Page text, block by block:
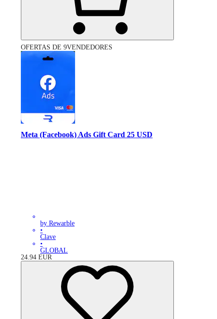
OFERTAS DE 9VENDEDORES
Meta (Facebook) Ads Gift Card 25 USD
by Rewarble
•
Clave
•
GLOBAL
24.94 EUR